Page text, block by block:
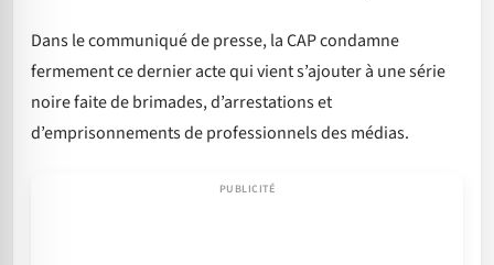
Dans le communiqué de presse, la CAP condamne
fermement ce dernier acte qui vient s’ajouter à une série
noire faite de brimades, d’arrestations et
d’emprisonnements de professionnels des médias.